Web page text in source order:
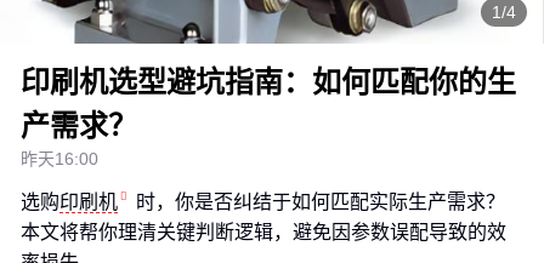
1/4
印刷机选型避坑指南：如何匹配你的生
产需求？
昨天16:00
选购印刷机
时，你是否纠结于如何匹配实际生产需求？
本文将帮你理清关键判断逻辑，避免因参数误配导致的效